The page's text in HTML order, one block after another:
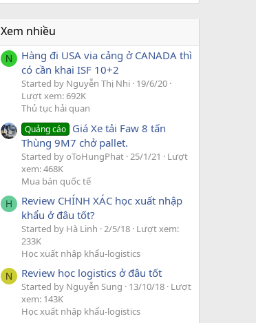
Xem nhiều
N
Hàng đi USA via cảng ở CANADA thì
có cần khai ISF 10+2
Started by Nguyễn Thị Nhi 19/6/20
Lượt xem: 692K
Thủ tục hải quan
Quảng cáo Giá Xe tải Faw 8 tấn
Thùng 9M7 chở pallet.
Started by oToHungPhat 25/1/21
Lượt
xem: 468K
Mua bán quốc tế
H
Review CHÍNH XÁC học xuất nhập
khẩu ở đâu tốt?
Started by Hà Linh 2/5/18 Lượt xem:
233K
Học xuất nhập khẩu-logistics
N Review học logistics ở đâu tốt
Started by Nguyễn Sung 13/10/18 Lượt
xem: 143K
Học xuất nhập khẩu-logistics